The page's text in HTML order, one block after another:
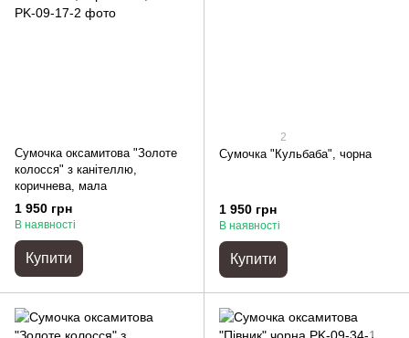
Сумочка оксамитова "Золоте
колосся" з канітеллю,
коричнева, мала
1 950 грн
В наявності
Купити
2
Сумочка "Кульбаба", чорна
1 950 грн
В наявності
Купити